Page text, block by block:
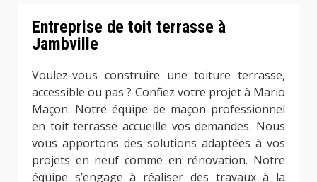
Entreprise de toit terrasse à
Jambville
Voulez-vous construire une toiture terrasse,
accessible ou pas ? Confiez votre projet à Mario
Maçon. Notre équipe de maçon professionnel
en toit terrasse accueille vos demandes. Nous
vous apportons des solutions adaptées à vos
projets en neuf comme en rénovation. Notre
équipe s’engage à réaliser des travaux à la